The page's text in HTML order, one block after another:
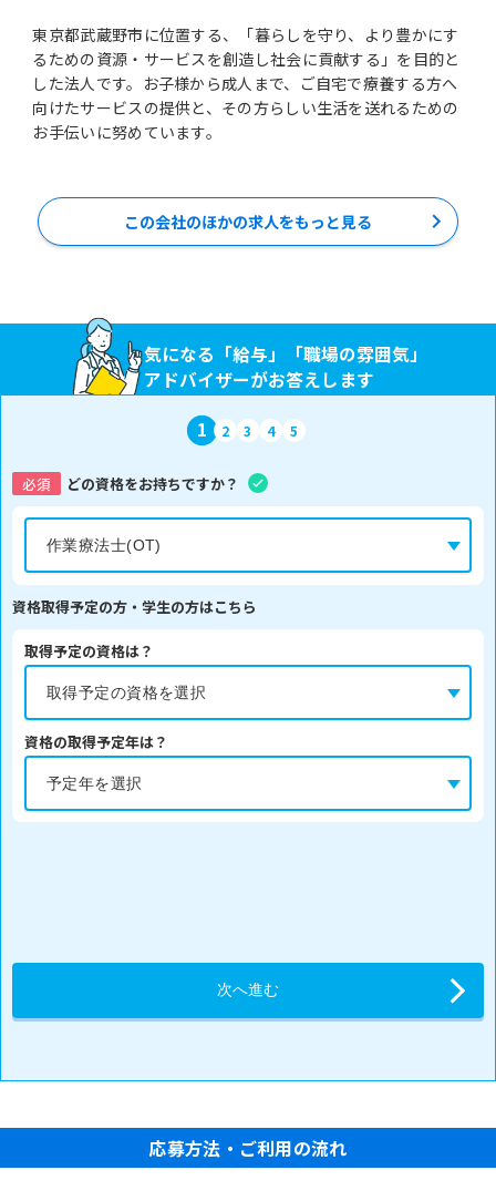
東京都武蔵野市に位置する、「暮らしを守り、より豊かにす
るための資源・サービスを創造し社会に貢献する」を目的と
した法人です。お子様から成人まで、ご自宅で療養する方へ
向けたサービスの提供と、その方らしい生活を送れるための
この会社のほかの求人をもっと見る
気になる「給与」「職場の雰囲気」
アドバイザーがお答えします
1 2 3 4 5
必須 どの資格をお持ちですか？
資格取得予定の方・学生の方はこちら
取得予定の資格は？
資格の取得予定年は？
応募方法・ご利用の流れ